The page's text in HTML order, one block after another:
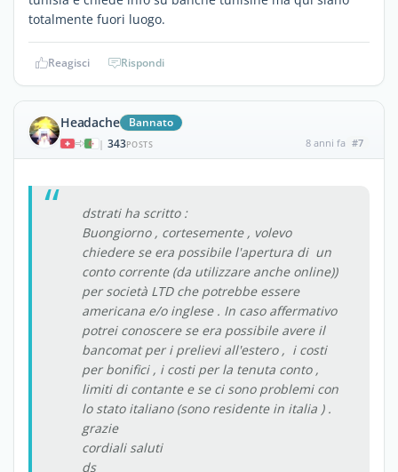
totalmente fuori luogo.
Reagisci Rispondi
Headache Bannato
| 343POSTS 8 anni fa #7
dstrati ha scritto :
Buongiorno , cortesemente , volevo
chiedere se era possibile l'apertura di un
conto corrente (da utilizzare anche online))
per società LTD che potrebbe essere
americana e/o inglese . In caso affermativo
potrei conoscere se era possibile avere il
bancomat per i prelievi all'estero , i costi
per bonifici , i costi per la tenuta conto ,
limiti di contante e se ci sono problemi con
lo stato italiano (sono residente in italia ) .
grazie
cordiali saluti
ds